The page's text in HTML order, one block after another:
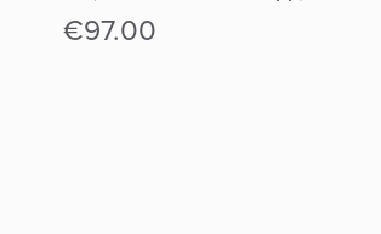
€97.00